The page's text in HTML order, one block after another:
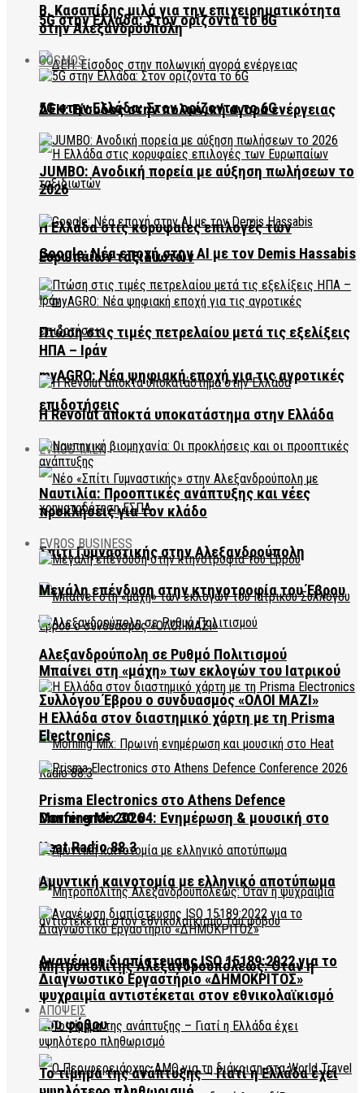
5G στην Ελλάδα: Στον ορίζοντα το 6G
ΔΕΗ: Είσοδος στην πολωνική αγορά ενέργειας
Η Ελλάδα στις κορυφαίες επιλογές των
Ευρωπαίων ταξιδιωτών
myAGRO: Νέα ψηφιακή εποχή για τις αγροτικές
επιδοτήσεις
EVROS TALK
Σπίτι Γυμναστικής στην Αλεξανδρούπολη
Μπαίνει στη «μάχη» των εκλογών του Ιατρικού
Συλλόγου Έβρου ο συνδυασμός «ΟΛΟΙ ΜΑΖΙ»
Morning Mix 30.04: Ενημέρωση & μουσική στο
Heat Radio 88.3
Μητροπολίτης Αλεξανδρουπόλεως: Όταν η
ψυχραιμία αντιστέκεται στον εθνικολαϊκισμό
του φόβου
Β. Κασαπίδης μιλά για την επιχειρηματικότητα
στην Αλεξανδρούπολη
COSMOS
5G στην Ελλάδα: Στον ορίζοντα το 6G
JUMBO: Ανοδική πορεία με αύξηση πωλήσεων το
2026
Google: Νέα εποχή στην AI με τον Demis Hassabis
Πτώση στις τιμές πετρελαίου μετά τις εξελίξεις
ΗΠΑ – Ιράν
Η Revolut αποκτά υποκατάστημα στην Ελλάδα
Ναυτιλία: Προοπτικές ανάπτυξης και νέες
προκλήσεις για τον κλάδο
EVROS BUSINESS
Μεγάλη επένδυση στην κτηνοτροφία του Έβρου
Αλεξανδρούπολη σε Ρυθμό Πολιτισμού
Η Ελλάδα στον διαστημικό χάρτη με τη Prisma
Electronics
Prisma Electronics στο Athens Defence
Conference 2026
Αμυντική καινοτομία με ελληνικό αποτύπωμα
Ανανέωση διαπίστευσης ISO 15189:2022 για το
Διαγνωστικό Εργαστήριο «ΔΗΜΟΚΡΙΤΟΣ»
ΑΠΟΨΕΙΣ
Το τίμημα της ανάπτυξης – Γιατί η Ελλάδα έχει